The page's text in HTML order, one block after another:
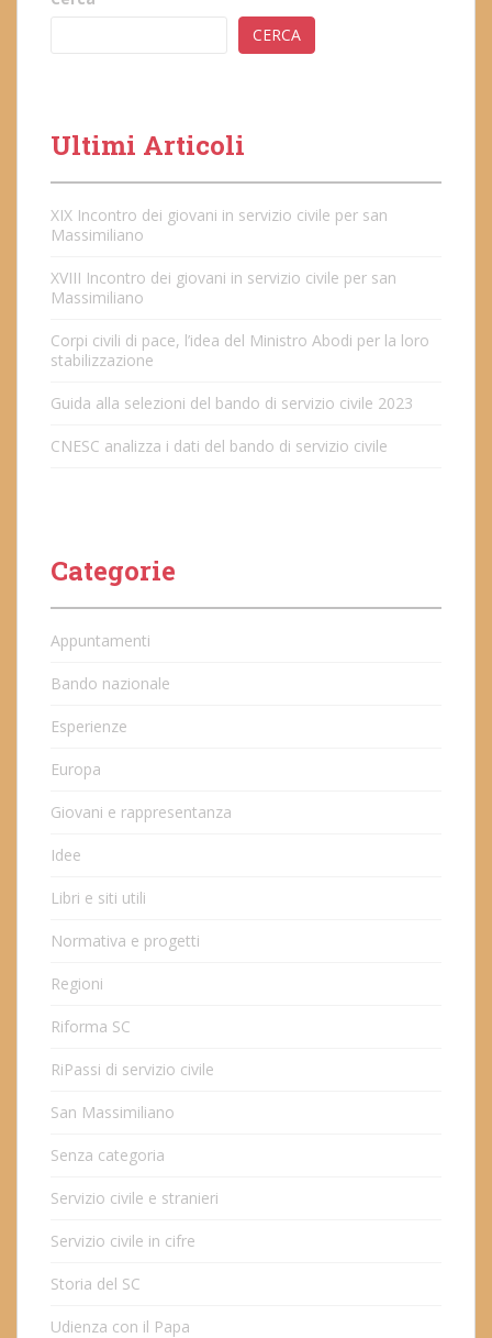
CERCA
Ultimi Articoli
XIX Incontro dei giovani in servizio civile per san
Massimiliano
XVIII Incontro dei giovani in servizio civile per san
Massimiliano
Corpi civili di pace, l’idea del Ministro Abodi per la loro
stabilizzazione
Guida alla selezioni del bando di servizio civile 2023
CNESC analizza i dati del bando di servizio civile
Categorie
Appuntamenti
Bando nazionale
Esperienze
Europa
Giovani e rappresentanza
Idee
Libri e siti utili
Normativa e progetti
Regioni
Riforma SC
RiPassi di servizio civile
San Massimiliano
Senza categoria
Servizio civile e stranieri
Servizio civile in cifre
Storia del SC
Udienza con il Papa